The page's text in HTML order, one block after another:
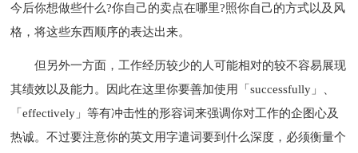
今后你想做些什么?你自己的卖点在哪里?照你自己的方式以及风
格，将这些东西顺序的表达出来。
但另外一方面，工作经历较少的人可能相对的较不容易展现
其绩效以及能力。因此在这里你要善加使用「successfully」、
「effectively」等有冲击性的形容词来强调你对工作的企图心及
热诚。不过要注意你的英文用字遣词要到什么深度，必须衡量个